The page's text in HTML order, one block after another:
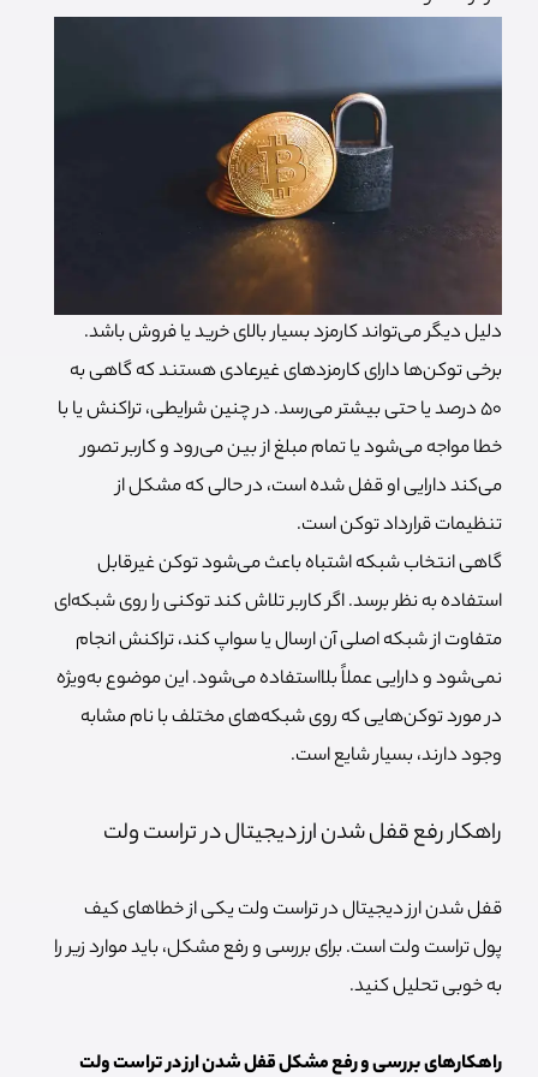
دلیل دیگر می‌تواند کارمزد بسیار بالای خرید یا فروش باشد.
برخی توکن‌ها دارای کارمزدهای غیرعادی هستند که گاهی به
۵۰ درصد یا حتی بیشتر می‌رسد. در چنین شرایطی، تراکنش یا با
خطا مواجه می‌شود یا تمام مبلغ از بین می‌رود و کاربر تصور
می‌کند دارایی او قفل شده است، در حالی که مشکل از
تنظیمات قرارداد توکن است.
گاهی انتخاب شبکه اشتباه باعث می‌شود توکن غیرقابل
استفاده به نظر برسد. اگر کاربر تلاش کند توکنی را روی شبکه‌ای
متفاوت از شبکه اصلی آن ارسال یا سواپ کند، تراکنش انجام
نمی‌شود و دارایی عملاً بلااستفاده می‌شود. این موضوع به‌ویژه
در مورد توکن‌هایی که روی شبکه‌های مختلف با نام مشابه
وجود دارند، بسیار شایع است.
راهکار رفع قفل شدن ارز دیجیتال در تراست ولت
قفل شدن ارز دیجیتال در تراست ولت یکی از خطاهای کیف
پول تراست ولت است. برای بررسی و رفع مشکل، باید موارد زیر را
به خوبی تحلیل کنید.
راهکارهای بررسی و رفع مشکل قفل شدن ارز در تراست ولت